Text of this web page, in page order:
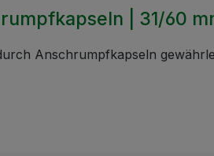
| 31/60
Anschrumpfkapseln